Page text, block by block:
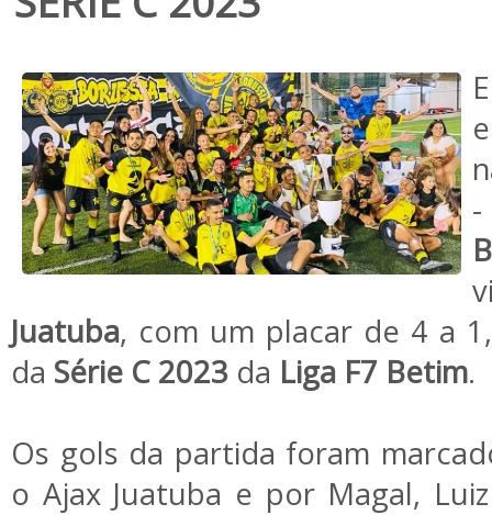
Juatuba, com um placar de 4 a
da Série C 2023 da Liga F7 Betim.
Os gols da partida foram
o Ajax Juatuba e por Magal,